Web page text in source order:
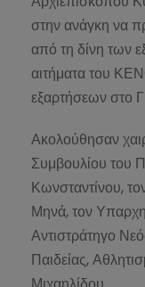
στην ανάγκη να
από τη δίνη των
αιτήματα του
εξαρτήσεων στο
Ακολούθησαν
Συμβουλίου του
Κωνσταντίνου,
Μηνά, τον
Αντιστράτηγο
Παιδείας,